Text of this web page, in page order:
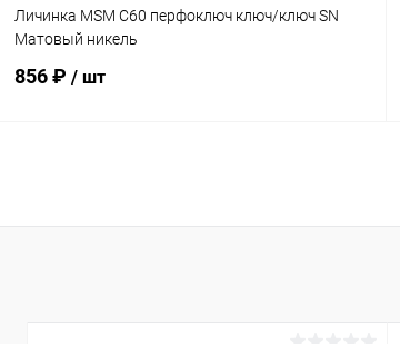
Личинка MSM C60 перфоключ ключ/ключ SN
Матовый никель
856 ₽ / шт
Купить в 1 клик К сравнению